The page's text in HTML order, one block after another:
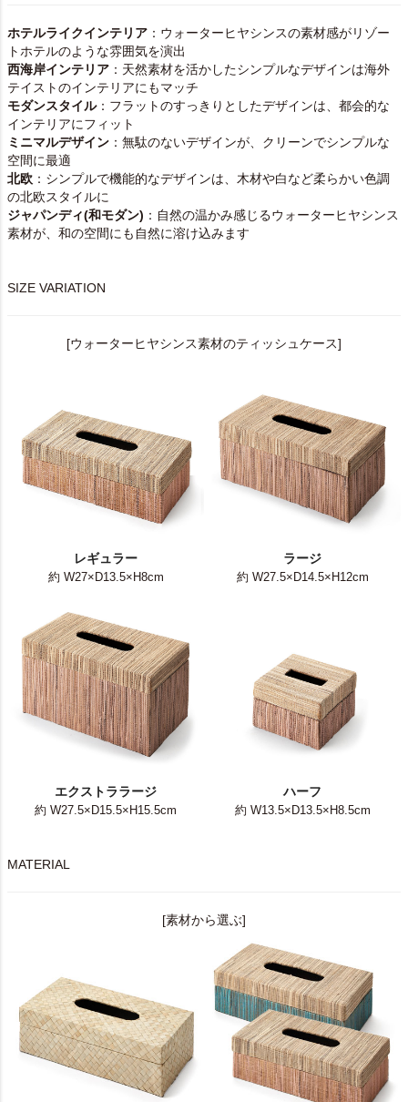
ホテルライクインテリア ：ウォーターヒヤシンスの素材感がリゾー
トホテルのような雰囲気を演出
西海岸インテリア ：天然素材を活かしたシンプルなデザインは海外
テイストのインテリアにもマッチ
モダンスタイル：フラットのすっきりとしたデザインは、都会的な
インテリアにフィット
ミニマルデザイン ：無駄のないデザインが、クリーンでシンプルな
空間に最適
北欧 ：シンプルで機能的なデザインは、木材や白など柔らかい色調
の北欧スタイルに
ジャパンディ(和モダン) ：自然の温かみ感じるウォーターヒヤシンス
素材が、和の空間にも自然に溶け込みます
SIZE VARIATION
[ウォーターヒヤシンス素材のティッシュケース]
レギュラー
約 W27×D13.5×H8cm
ラージ
約 W27.5×D14.5×H12cm
エクストララージ
約 W27.5×D15.5×H15.5cm
ハーフ
約 W13.5×D13.5×H8.5cm
MATERIAL
[素材から選ぶ]